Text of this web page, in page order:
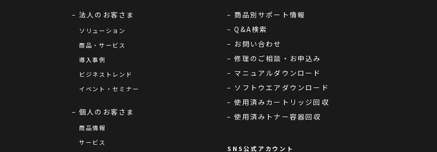
法人のお客さま
ソリューション
商品・サービス
導入事例
ビジネストレンド
イベント・セミナー
個人のお客さま
商品情報
サービス
商品別サポート情報
Q&A検索
お問い合わせ
修理のご相談・お申込み
マニュアルダウンロード
ソフトウエアダウンロード
使用済みカートリッジ回収
使用済みトナー容器回収
SNS公式アカウント